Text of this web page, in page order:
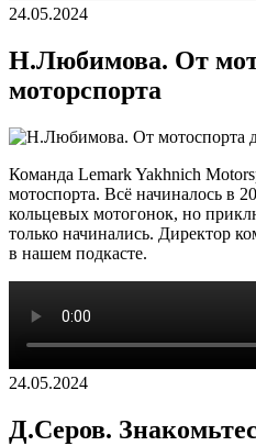
24.05.2024
Н.Любимова. От
моторспорта
Команда Lemark Yakhnich
мотоспорта. Всё начиналось в
кольцевых мотогонок, но
только начинались. Директор
в нашем подкасте.
24.05.2024
Д.Серов.